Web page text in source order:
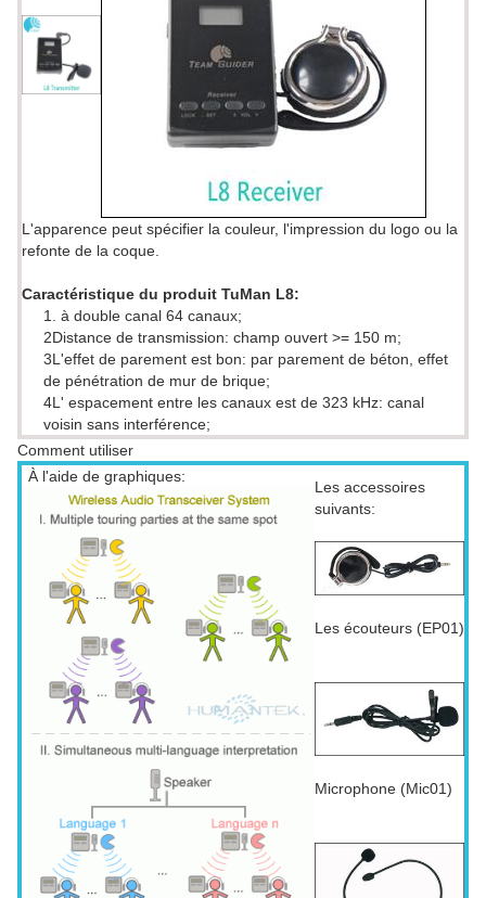
L'apparence peut spécifier la couleur, l'impression du logo ou la
refonte de la coque.
Caractéristique du produit TuMan L8:
1. à double canal 64 canaux;
2Distance de transmission: champ ouvert >= 150 m;
3L'effet de parement est bon: par parement de béton, effet
de pénétration de mur de brique;
4L' espacement entre les canaux est de 323 kHz: canal
voisin sans interférence;
Comment utiliser
À l'aide de graphiques:
Les accessoires
suivants:
Les écouteurs (EP01)
Microphone (Mic01)